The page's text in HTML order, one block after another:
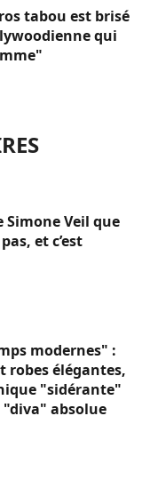
tabou est brisé
qui
Simone Veil que
et c’est
modernes" :
robes élégantes,
"sidérante"
"diva" absolue